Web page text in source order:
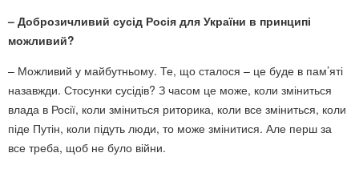
– Доброзичливий сусід Росія для України в принципі
можливий?
– Можливий у майбутньому. Те, що сталося – це буде в пам’яті
назавжди. Стосунки сусідів? З часом це може, коли зміниться
влада в Росії, коли зміниться риторика, коли все зміниться, коли
піде Путін, коли підуть люди, то може змінитися. Але перш за
все треба, щоб не було війни.